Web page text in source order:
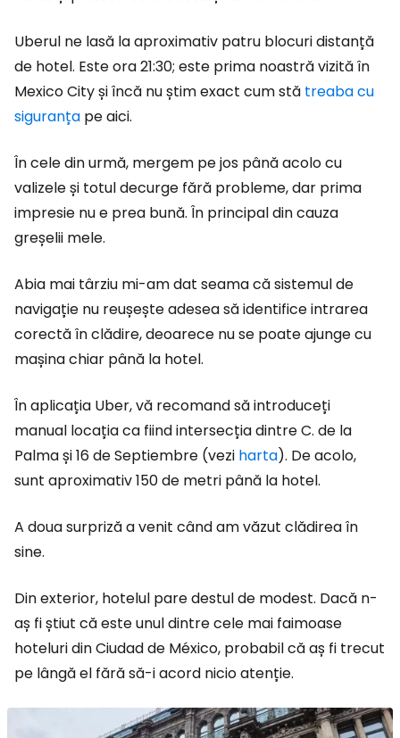
Uberul ne lasă la aproximativ patru blocuri distanță
de hotel. Este ora 21:30; este prima noastră vizită în
Mexico City și încă nu știm exact cum stă treaba cu
siguranța pe aici.
În cele din urmă, mergem pe jos până acolo cu
valizele și totul decurge fără probleme, dar prima
impresie nu e prea bună. În principal din cauza
greșelii mele.
Abia mai târziu mi-am dat seama că sistemul de
navigație nu reușește adesea să identifice intrarea
corectă în clădire, deoarece nu se poate ajunge cu
mașina chiar până la hotel.
În aplicația Uber, vă recomand să introduceți
manual locația ca fiind intersecția dintre C. de la
Palma și 16 de Septiembre (vezi harta). De acolo,
sunt aproximativ 150 de metri până la hotel.
A doua surpriză a venit când am văzut clădirea în
sine.
Din exterior, hotelul pare destul de modest. Dacă n-
aș fi știut că este unul dintre cele mai faimoase
hoteluri din Ciudad de México, probabil că aș fi trecut
pe lângă el fără să-i acord nicio atenție.